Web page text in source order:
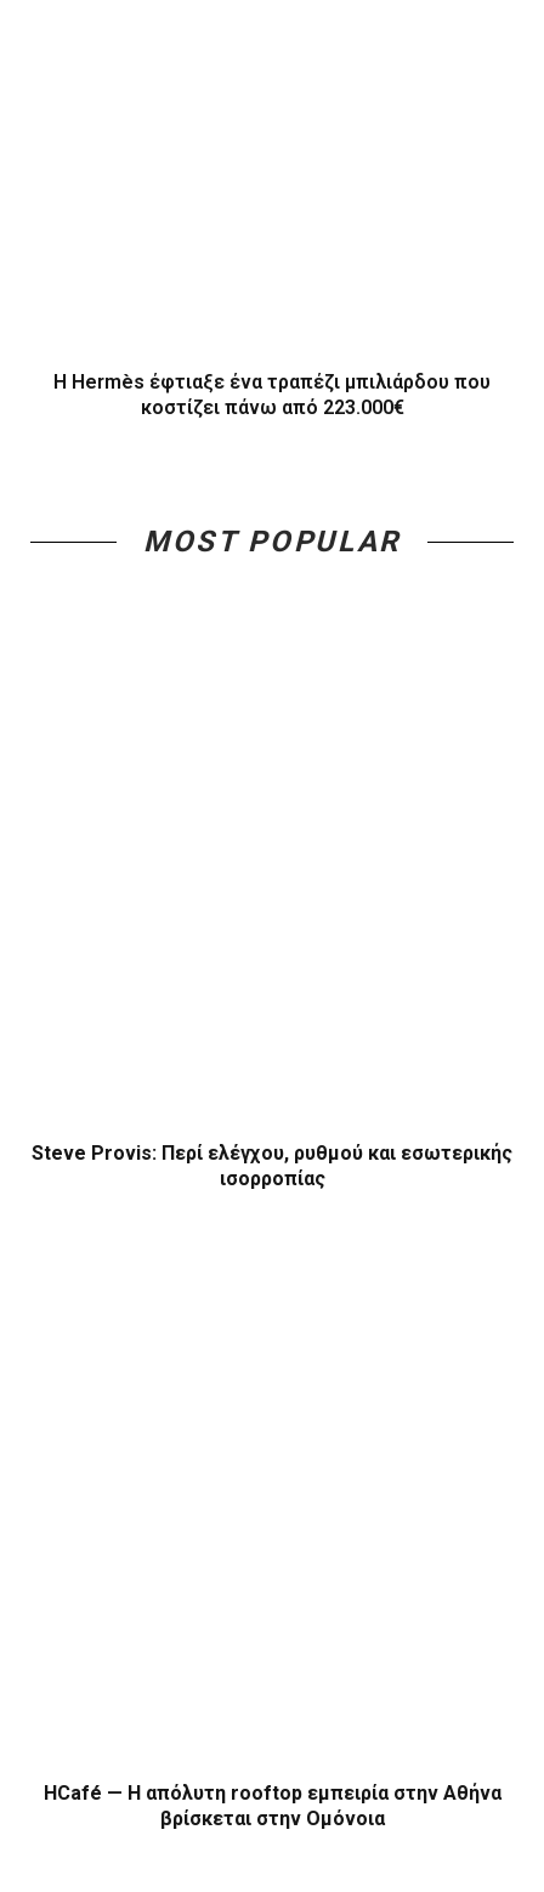
Η Hermès έφτιαξε ένα τραπέζι μπιλιάρδου που
κοστίζει πάνω από 223.000€
MOST POPULAR
Steve Provis: Περί ελέγχου, ρυθμού και εσωτερικής
ισορροπίας
HCafé — Η απόλυτη rooftop εμπειρία στην Αθήνα
βρίσκεται στην Ομόνοια